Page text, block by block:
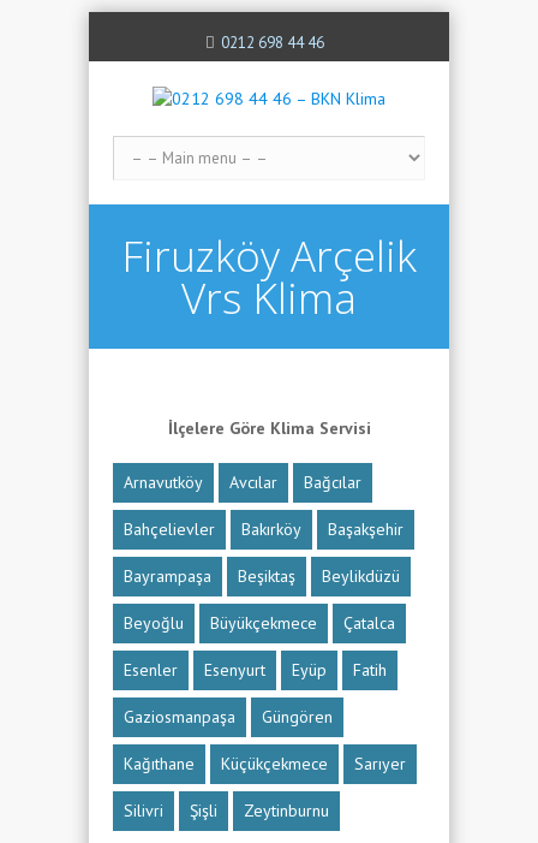
0212 698 44 46
Firuzköy Arçelik
Vrs Klima
İlçelere Göre Klima Servisi
Arnavutköy Avcılar Bağcılar
Bahçelievler Bakırköy Başakşehir
Bayrampaşa Beşiktaş Beylikdüzü
Beyoğlu Büyükçekmece Çatalca
Esenler Esenyurt Eyüp Fatih
Gaziosmanpaşa Güngören
Kağıthane Küçükçekmece Sarıyer
Silivri Şişli Zeytinburnu